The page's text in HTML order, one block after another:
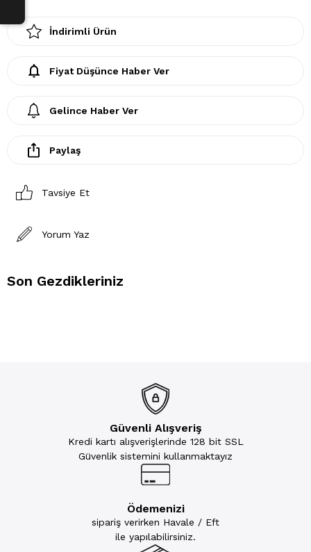
İndirimli Ürün
Fiyat Düşünce Haber Ver
Gelince Haber Ver
Paylaş
Tavsiye Et
Yorum Yaz
Son Gezdikleriniz
Güvenli Alışveriş
Kredi kartı alışverişlerinde 128 bit SSL
Güvenlik sistemini kullanmaktayız
Ödemenizi
sipariş verirken Havale / Eft
ile yapılabilirsiniz.